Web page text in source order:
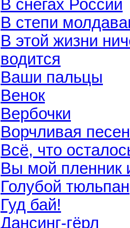
В снегах России
В степи
В этой жизни
водится
Ваши пальцы
Венок
Вербочки
Ворчливая
Всё, что
Вы мой пленник
Голубой тюльпан
Гуд бай!
Дансинг-гёрл